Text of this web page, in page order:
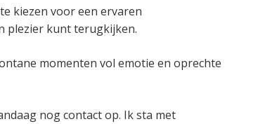
kiezen voor een ervaren
plezier kunt terugkijken.
momenten vol emotie en oprechte
nog contact op. Ik sta met